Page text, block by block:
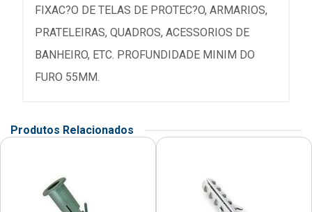
FIXAC?O DE TELAS DE PROTEC?O, ARMARIOS,
PRATELEIRAS, QUADROS, ACESSORIOS DE
BANHEIRO, ETC. PROFUNDIDADE MINIM DO
FURO 55MM.
Produtos Relacionados